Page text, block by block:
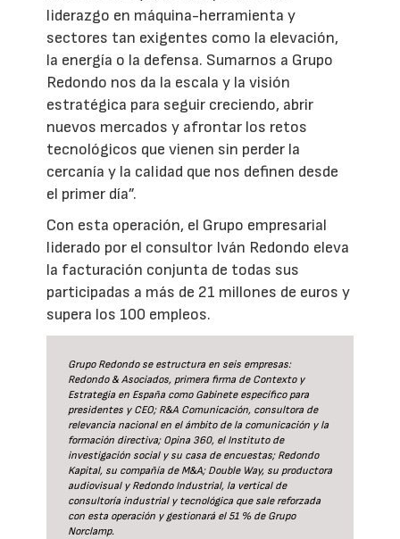
liderazgo en máquina-herramienta y
sectores tan exigentes como la elevación,
la energía o la defensa. Sumarnos a Grupo
Redondo nos da la escala y la visión
estratégica para seguir creciendo, abrir
nuevos mercados y afrontar los retos
tecnológicos que vienen sin perder la
cercanía y la calidad que nos definen desde
el primer día”.
Con esta operación, el Grupo empresarial
liderado por el consultor Iván Redondo eleva
la facturación conjunta de todas sus
participadas a más de 21 millones de euros y
supera los 100 empleos.
Grupo Redondo se estructura en seis empresas:
Redondo & Asociados, primera firma de Contexto y
Estrategia en España como Gabinete específico para
presidentes y CEO; R&A Comunicación, consultora de
relevancia nacional en el ámbito de la comunicación y la
formación directiva; Opina 360, el Instituto de
investigación social y su casa de encuestas; Redondo
Kapital, su compañía de M&A; Double Way, su productora
audiovisual y Redondo Industrial, la vertical de
consultoría industrial y tecnológica que sale reforzada
con esta operación y gestionará el 51 % de Grupo
Norclamp.